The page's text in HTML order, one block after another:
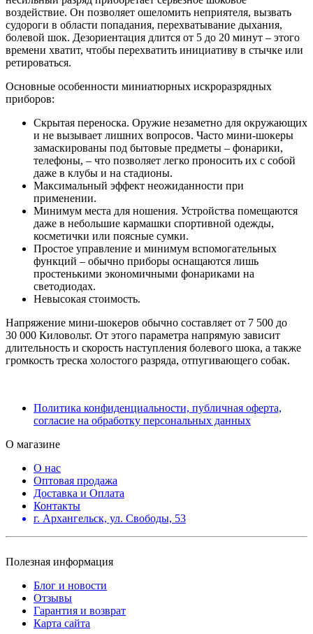
воздействие. Он позволяет ошеломить неприятеля, вызвать
судороги в области попадания, перехватывание дыхания,
болевой шок. Дезориентация длится от 5 до 20 минут – этого
времени хватит, чтобы перехватить инициативу в стычке или
ретироваться.
Основные особенности миниатюрных искроразрядных
приборов:
Скрытая переноска. Оружие незаметно для окружающих
и не вызывает лишних вопросов. Часто мини-шокеры
замаскированы под бытовые предметы – фонарики,
телефоны, – что позволяет легко проносить их с собой
даже в клубы и на стадионы.
Максимальный эффект неожиданности при
применении.
Минимум места для ношения. Устройства помещаются
даже в небольшие кармашки спортивной одежды,
косметички или поясные сумки.
Простое управление и минимум вспомогательных
функций – обычно приборы оснащаются лишь
простенькими экономичными фонариками на
светодиодах.
Невысокая стоимость.
Напряжение мини-шокеров обычно составляет от 7 500 до
30 000 Киловольт. От этого параметра напрямую зависит
длительность и скорость наступления болевого шока, а также
громкость треска холостого разряда, отпугивающего собак.
Политика конфиденциальности, публичная оферта,
согласие на обработку персональных данных
О магазине
О нас
Оптовая продажа
Доставка и Оплата
Контакты
г. Архангельск, ул. Свободы, 53
Полезная информация
Блог и новости
Отзывы
Гарантия и возврат
Карта сайта